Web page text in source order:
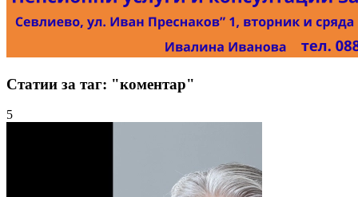
Статии за таг: "коментар"
5